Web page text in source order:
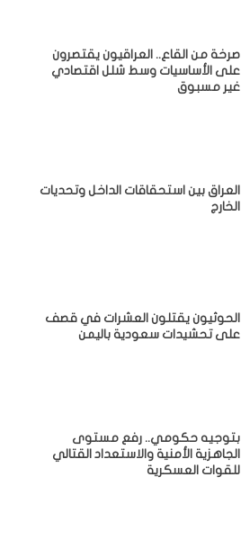
صرخة من القاع.. العراقيون يقتصرون
على الأساسيات وسط شلل اقتصادي
غير مسبوق
‏العراق بين استحقاقات الداخل وتحديات
الخارج
الحوثيون يقتلون العشرات في قصف
على تحشيدات سعودية باليمن
بتوجيه حكومي.. رفع مستوى
الجاهزية الأمنية والاستعداد القتالي
للقوات العسكرية